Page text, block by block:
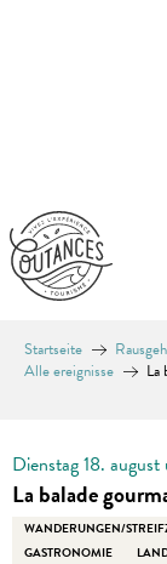
Startseite
Alle ereignisse
La
Dienstag 18.
La balade
WANDERUNGEN/
GASTRONOMIE